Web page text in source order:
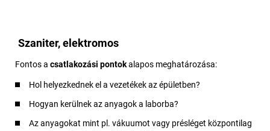
Szaniter, elektromos
Fontos a csatlakozási pontokalapos meghatározása:
Hol helyezkednek el a vezetékek az épületben?
Hogyan kerülnek az anyagok a laborba?
Az anyagokat mint pl. vákuumot vagy présléget központilag